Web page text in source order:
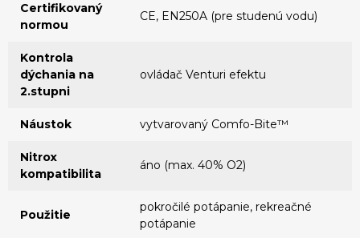
Certifikovaný
normou
CE, EN250A (pre studenú vodu)
Kontrola
dýchania na
2.stupni
ovládač Venturi efektu
Náustok vytvarovaný Comfo-Bite™
Nitrox
kompatibilita
áno (max. 40% O2)
Použitie
pokročilé potápanie, rekreačné
potápanie